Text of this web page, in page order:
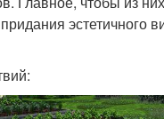
эстетичного